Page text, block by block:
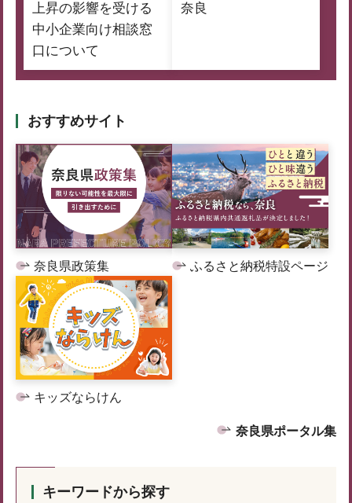
上昇の影響を受ける
中小企業向け相談窓
口について
奈良
おすすめサイト
奈良県政策集 ふるさと納税特設ページ
キッズならけん
奈良県ポータル集
キーワードから探す